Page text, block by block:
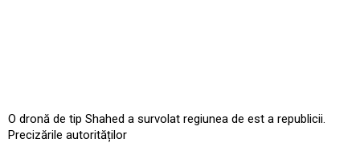
O dronă de tip Shahed a survolat regiunea de est a republicii.
Precizările autorităților